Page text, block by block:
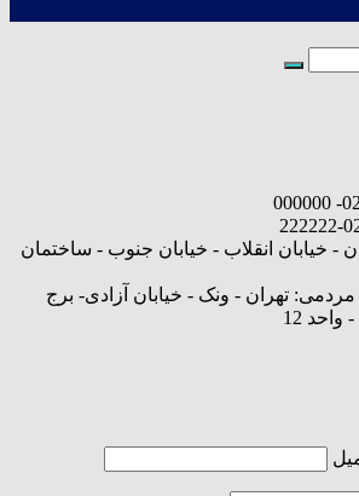
- خیابان انقلاب - خیابان جنوب - ساختمان
تهران - ونک - خیابان آزادی- برج